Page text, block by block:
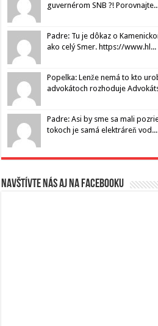
guvernérom SNB ?!
Padre: Tu je dôkaz o
ako celý Smer. https://www.hl...
Popelka: Lenže nemá to kto
advokátoch rozhoduje
Padre: Asi by sme sa mali
tokoch je samá elektráreň vod...
Navštívte nás aj na Facebooku